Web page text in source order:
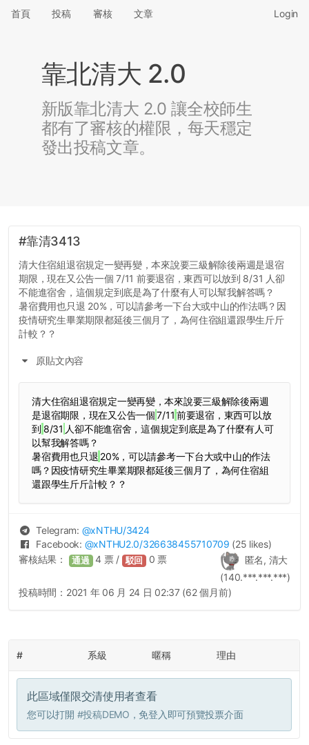
首頁 投稿 審核 文章 Login
靠北清大 2.0
新版靠北清大 2.0 讓全校師生
都有了審核的權限，每天穩定
發出投稿文章。
#靠清3413
清大住宿組退宿規定一變再變，本來說要三級解除後兩週是退宿
期限，現在又公告一個 7/11 前要退宿，東西可以放到 8/31 人卻
不能進宿舍，這個規定到底是為了什麼有人可以幫我解答嗎？
暑宿費用也只退 20%，可以請參考一下台大或中山的作法嗎？因
疫情研究生畢業期限都延後三個月了，為何住宿組還跟學生斤斤
計較？？
原貼文內容
清大住宿組退宿規定一變再變，本來說要三級解除後兩週
是退宿期限，現在又公告一個 7/11 前要退宿，東西可以放
到 8/31 人卻不能進宿舍，這個規定到底是為了什麼有人可
以幫我解答嗎？
暑宿費用也只退 20%，可以請參考一下台大或中山的作法
嗎？因疫情研究生畢業期限都延後三個月了，為何住宿組
還跟學生斤斤計較？？
Telegram: @xNTHU/3424
Facebook: @xNTHU2.0/326638455710709 (25 likes)
匿名, 清大
(140.***.***.***)
審核結果： 通過 4 票 / 駁回 0 票
投稿時間： 2021 年 06 月 24 日 02:37 (62 個月前)
# 系級 暱稱 理由
此區域僅限交清使用者查看
您可以打開 #投稿DEMO ，免登入即可預覽投票介面